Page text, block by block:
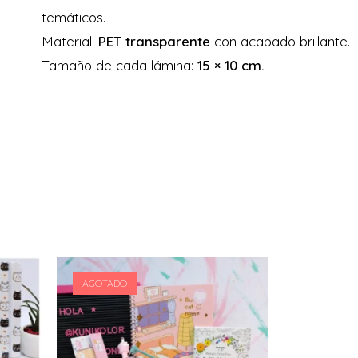
temáticos.
Material: PET transparente con acabado brillante.
Tamaño de cada lámina: 15 × 10 cm.
AGOTADO